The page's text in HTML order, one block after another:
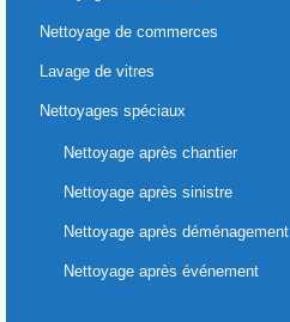
Nettoyage de commerces
Lavage de vitres
Nettoyages spéciaux
Nettoyage après chantier
Nettoyage après sinistre
Nettoyage après déménagement
Nettoyage après événement